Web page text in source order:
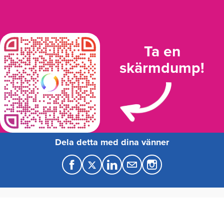
Ta en
skärmdump!
Dela detta med dina vänner
F
a
T
w
L
i
M
a